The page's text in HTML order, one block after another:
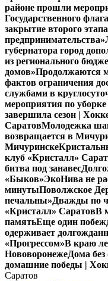
районе прошли
Государственного
закрытие второго
предпринимательства»
губернатора город
из регионального
домов»Продолжаются
фактов ограничения
службами в
мероприятия по уборке
завершила сезон |
СаратовМолодежка
возвращается в
Мичуринске
клуб «Кристалл»
битва под занавес
«Быков»ЭкоНива не
минутыПоволжское
печальны»Дважды по
«Кристалл» СаратовВ
памятьЕще один
одерживает
«Прогрессом»В краю
НововоронежеДома без
домашние победы |
Саратов